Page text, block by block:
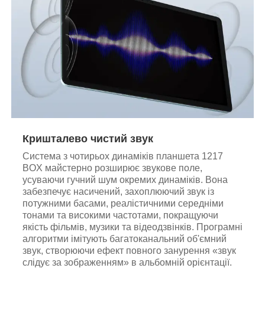
Кришталево чистий звук
Система з чотирьох динаміків планшета 1217
BOX майстерно розширює звукове поле,
усуваючи гучний шум окремих динаміків. Вона
забезпечує насичений, захоплюючий звук із
потужними басами, реалістичними середніми
тонами та високими частотами, покращуючи
якість фільмів, музики та відеодзвінків. Програмні
алгоритми імітують багатоканальний об'ємний
звук, створюючи ефект повного занурення «звук
слідує за зображенням» в альбомній орієнтації.